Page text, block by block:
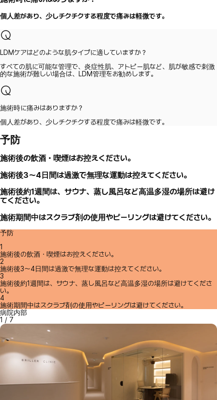
個人差があり、少しチクチクする程度で痛みは軽微です。
LDMケアはどのような肌タイプに適していますか？
すべての肌に可能な管理で、炎症性肌、アトピー肌など、肌が敏感で刺激
的な施術が難しい場合は、LDM管理をお勧めします。
施術時に痛みはありますか？
個人差があり、少しチクチクする程度で痛みは軽微です。
予防
施術後の飲酒・喫煙はお控えください。
施術後3～4日間は過激で無理な運動は控えてください。
施術後約1週間は、サウナ、蒸し風呂など高温多湿の場所は避け
てください。
施術期間中はスクラブ剤の使用やピーリングは避けてください。
予防
1
施術後の飲酒・喫煙はお控えください。
2
施術後3～4日間は過激で無理な運動は控えてください。
3
施術後約1週間は、サウナ、蒸し風呂など高温多湿の場所は避けてくださ
い。
4
施術期間中はスクラブ剤の使用やピーリングは避けてください。
病院内部
1 / 7